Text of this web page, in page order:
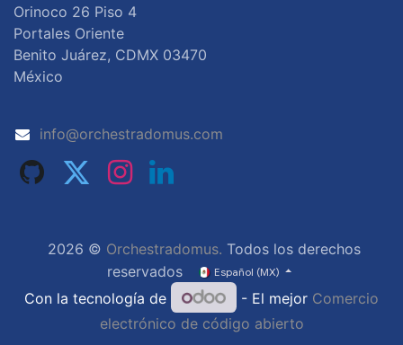
Orinoco 26 Piso 4
Portales Oriente
Benito Juárez, CDMX 03470
México
info@orchestradomus.com
2026 © Orchestradomus. Todos los derechos
reservados
Español (MX)
Con la tecnología de - El mejor Comercio
electrónico de código abierto